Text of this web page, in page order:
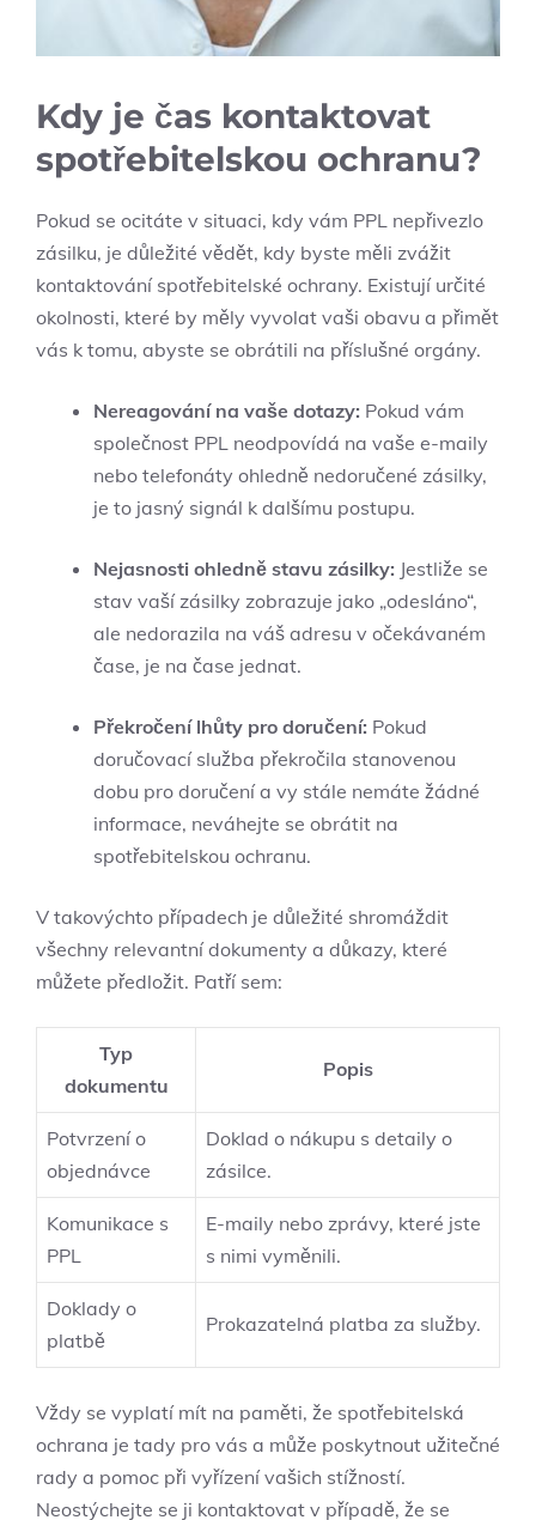
Kdy je čas kontaktovat
spotřebitelskou ochranu?
Pokud se ocitáte v situaci, kdy vám PPL nepřivezlo
zásilku, je důležité vědět, kdy byste měli zvážit
kontaktování spotřebitelské ochrany. Existují určité
okolnosti, které by měly vyvolat vaši obavu a přimět
vás k tomu, abyste se obrátili na příslušné orgány.
Nereagování na vaše dotazy: Pokud vám
společnost PPL neodpovídá na vaše e-maily
nebo telefonáty ohledně nedoručené zásilky,
je to jasný signál k dalšímu postupu.
Nejasnosti ohledně stavu zásilky: Jestliže se
stav vaší zásilky zobrazuje jako „odesláno“,
ale nedorazila na váš adresu v očekávaném
čase, je na čase jednat.
Překročení lhůty pro doručení: Pokud
doručovací služba překročila stanovenou
dobu pro doručení a vy stále nemáte žádné
informace, neváhejte se obrátit na
spotřebitelskou ochranu.
V takovýchto případech je důležité shromáždit
všechny relevantní dokumenty a důkazy, které
můžete předložit. Patří sem:
Typ
dokumentu
Popis
Potvrzení o
objednávce
Doklad o nákupu s detaily o
zásilce.
Komunikace s
PPL
E-maily nebo zprávy, které jste
s nimi vyměnili.
Doklady o
platbě
Prokazatelná platba za služby.
Vždy se vyplatí mít na paměti, že spotřebitelská
ochrana je tady pro vás a může poskytnout užitečné
rady a pomoc při vyřízení vašich stížností.
Neostýchejte se ji kontaktovat v případě, že se